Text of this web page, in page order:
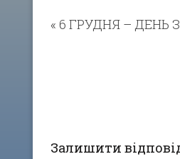
« 6 ГРУДНЯ – ДЕНЬ
Залишити